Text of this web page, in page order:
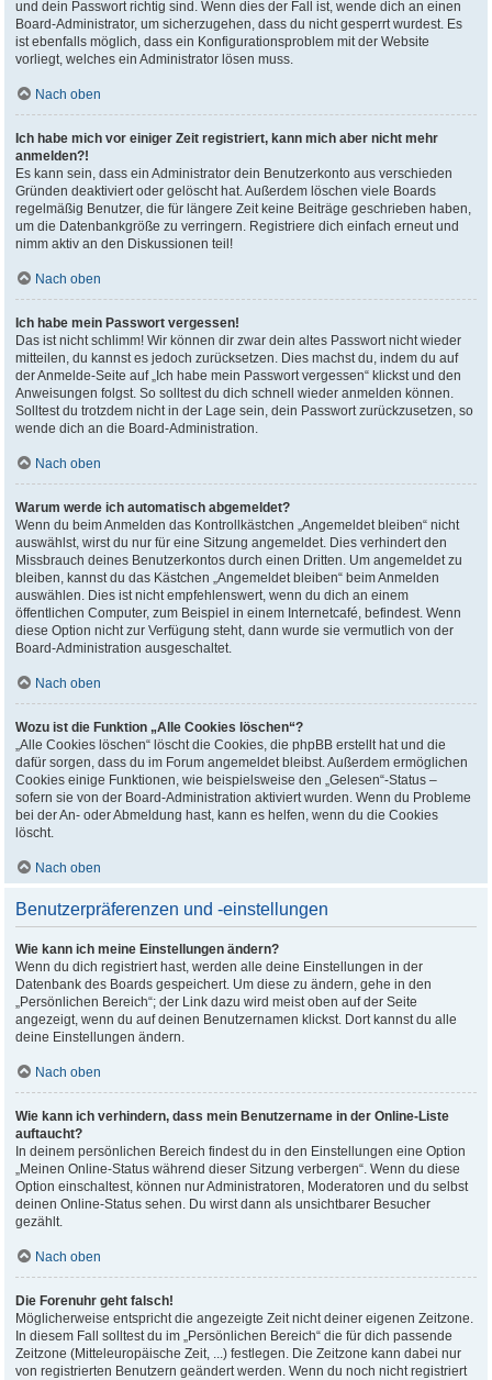
und dein Passwort richtig sind. Wenn dies der Fall ist, wende dich an einen
Board-Administrator, um sicherzugehen, dass du nicht gesperrt wurdest. Es
ist ebenfalls möglich, dass ein Konfigurationsproblem mit der Website
vorliegt, welches ein Administrator lösen muss.
Nach oben
Ich habe mich vor einiger Zeit registriert, kann mich aber nicht mehr
anmelden?!
Es kann sein, dass ein Administrator dein Benutzerkonto aus verschieden
Gründen deaktiviert oder gelöscht hat. Außerdem löschen viele Boards
regelmäßig Benutzer, die für längere Zeit keine Beiträge geschrieben haben,
um die Datenbankgröße zu verringern. Registriere dich einfach erneut und
nimm aktiv an den Diskussionen teil!
Nach oben
Ich habe mein Passwort vergessen!
Das ist nicht schlimm! Wir können dir zwar dein altes Passwort nicht wieder
mitteilen, du kannst es jedoch zurücksetzen. Dies machst du, indem du auf
der Anmelde-Seite auf „Ich habe mein Passwort vergessen“ klickst und den
Anweisungen folgst. So solltest du dich schnell wieder anmelden können.
Solltest du trotzdem nicht in der Lage sein, dein Passwort zurückzusetzen, so
wende dich an die Board-Administration.
Nach oben
Warum werde ich automatisch abgemeldet?
Wenn du beim Anmelden das Kontrollkästchen „Angemeldet bleiben“ nicht
auswählst, wirst du nur für eine Sitzung angemeldet. Dies verhindert den
Missbrauch deines Benutzerkontos durch einen Dritten. Um angemeldet zu
bleiben, kannst du das Kästchen „Angemeldet bleiben“ beim Anmelden
auswählen. Dies ist nicht empfehlenswert, wenn du dich an einem
öffentlichen Computer, zum Beispiel in einem Internetcafé, befindest. Wenn
diese Option nicht zur Verfügung steht, dann wurde sie vermutlich von der
Board-Administration ausgeschaltet.
Nach oben
Wozu ist die Funktion „Alle Cookies löschen“?
„Alle Cookies löschen“ löscht die Cookies, die phpBB erstellt hat und die
dafür sorgen, dass du im Forum angemeldet bleibst. Außerdem ermöglichen
Cookies einige Funktionen, wie beispielsweise den „Gelesen“-Status –
sofern sie von der Board-Administration aktiviert wurden. Wenn du Probleme
bei der An- oder Abmeldung hast, kann es helfen, wenn du die Cookies
löscht.
Nach oben
Benutzerpräferenzen und -einstellungen
Wie kann ich meine Einstellungen ändern?
Wenn du dich registriert hast, werden alle deine Einstellungen in der
Datenbank des Boards gespeichert. Um diese zu ändern, gehe in den
„Persönlichen Bereich“; der Link dazu wird meist oben auf der Seite
angezeigt, wenn du auf deinen Benutzernamen klickst. Dort kannst du alle
deine Einstellungen ändern.
Nach oben
Wie kann ich verhindern, dass mein Benutzername in der Online-Liste
auftaucht?
In deinem persönlichen Bereich findest du in den Einstellungen eine Option
„Meinen Online-Status während dieser Sitzung verbergen“. Wenn du diese
Option einschaltest, können nur Administratoren, Moderatoren und du selbst
deinen Online-Status sehen. Du wirst dann als unsichtbarer Besucher
gezählt.
Nach oben
Die Forenuhr geht falsch!
Möglicherweise entspricht die angezeigte Zeit nicht deiner eigenen Zeitzone.
In diesem Fall solltest du im „Persönlichen Bereich“ die für dich passende
Zeitzone (Mitteleuropäische Zeit, ...) festlegen. Die Zeitzone kann dabei nur
von registrierten Benutzern geändert werden. Wenn du noch nicht registriert